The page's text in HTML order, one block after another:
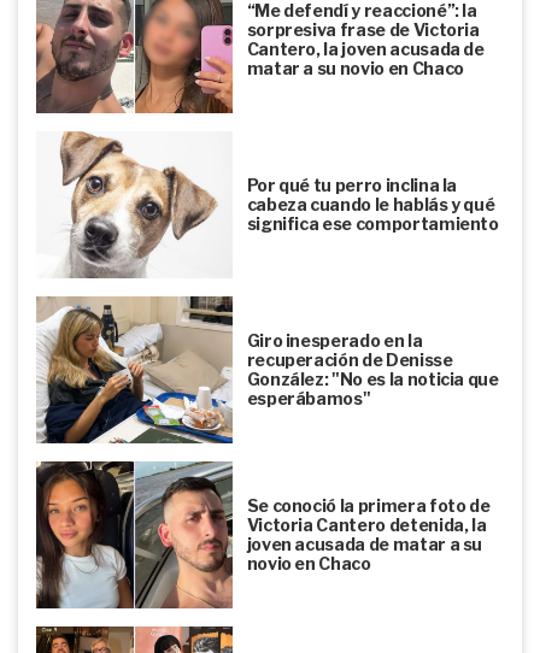
“Me defendí y reaccioné”: la
sorpresiva frase de Victoria
Cantero, la joven acusada de
matar a su novio en Chaco
Por qué tu perro inclina la
cabeza cuando le hablás y qué
significa ese comportamiento
Giro inesperado en la
recuperación de Denisse
González: "No es la noticia que
esperábamos"
Se conoció la primera foto de
Victoria Cantero detenida, la
joven acusada de matar a su
novio en Chaco